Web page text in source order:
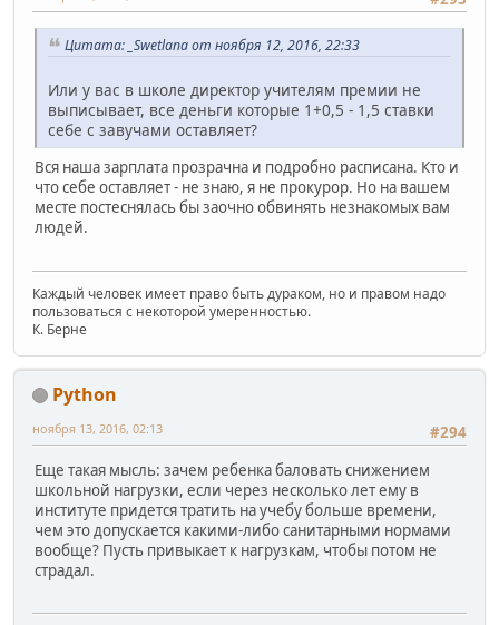
Цитата: _Swetlana от ноября 12, 2016, 22:33
Или у вас в школе директор учителям премии не
выписывает, все деньги которые 1+0,5 - 1,5 ставки
себе с завучами оставляет?
Вся наша зарплата прозрачна и подробно расписана. Кто и
что себе оставляет - не знаю, я не прокурор. Но на вашем
месте постеснялась бы заочно обвинять незнакомых вам
людей.
Каждый человек имеет право быть дураком, но и правом надо
пользоваться с некоторой умеренностью.
К. Берне
Python
#294
ноября 13, 2016, 02:13
Еще такая мысль: зачем ребенка баловать снижением
школьной нагрузки, если через несколько лет ему в
институте придется тратить на учебу больше времени,
чем это допускается какими-либо санитарными нормами
вообще? Пусть привыкает к нагрузкам, чтобы потом не
страдал.